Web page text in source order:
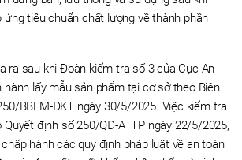
ứng tiêu chuẩn chất lượng về thành phần
ra sau khi Đoàn kiểm tra số 3 của Cục An
lấy mẫu sản phẩm tại cơ sở theo Biên
BBLM-ĐKT ngày 30/5/2025. Việc kiểm tra
định số 250/QĐ-ATTP ngày 22/5/2025,
hành các quy định pháp luật về an toàn